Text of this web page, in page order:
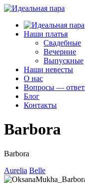
Наши платья
Свадебные
Вечерние
Выпускные
Наши невесты
О нас
Вопросы —
Блог
Контакты
Barbora
Barbora
Aurelia Belle